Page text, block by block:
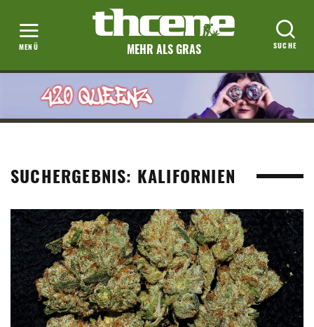
MEHR ALS GRAS
SUCHERGEBNIS: KALIFORNIEN